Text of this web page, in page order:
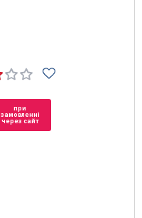
при
замовленні
через сайт